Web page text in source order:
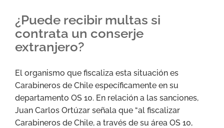
¿Puede recibir multas si
contrata un conserje
extranjero?
El organismo que fiscaliza esta situación es
Carabineros de Chile específicamente en su
departamento OS 10. En relación a las sanciones,
Juan Carlos Ortúzar señala que “al fiscalizar
Carabineros de Chile, a través de su área OS 10,